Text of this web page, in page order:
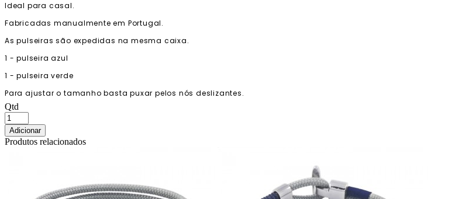
Ideal para casal.
Fabricadas manualmente em Portugal.
As pulseiras são expedidas na mesma caixa.
1 - pulseira azul
1 - pulseira verde
Para ajustar o tamanho basta puxar pelos nós deslizantes.
Qtd
Adicionar
Produtos relacionados